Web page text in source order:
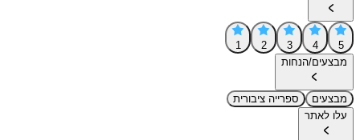
5
4
3
2
1
מבצעים/הנחות
מבצעים
ספרייה ציבורית
עלו לאתר